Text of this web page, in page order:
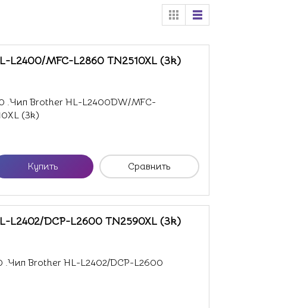
L2400/MFC-L2860 TN2510XL (3k)
.Чип Brother HL-L2400DW/MFC-
(3k)
Купить Сравнить
L2402/DCP-L2600 TN2590XL (3k)
.Чип Brother HL-L2402/DCP-L2600